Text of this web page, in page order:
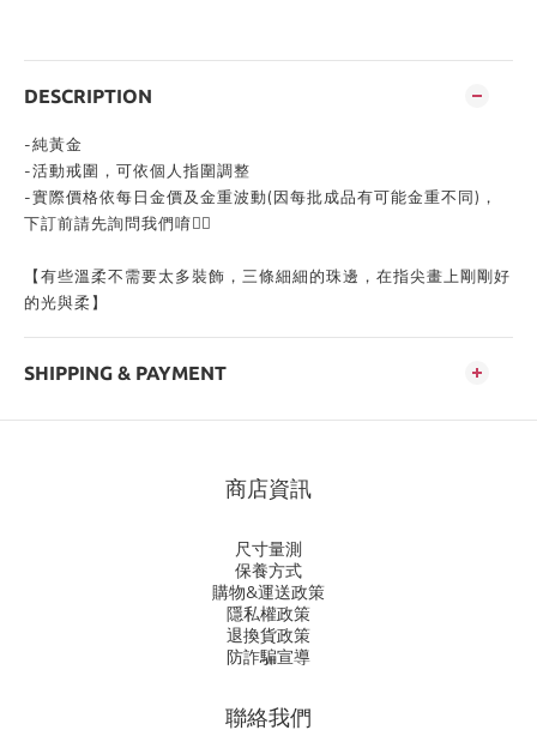
DESCRIPTION
-純黃金
-活動戒圍，可依個人指圍調整
-實際價格依每日金價及金重波動(因每批成品有可能金重不同) ，
下訂前請先詢問我們唷👍🏻
【有些溫柔不需要太多裝飾，三條細細的珠邊，在指尖畫上剛剛好
的光與柔】
SHIPPING & PAYMENT
商店資訊
尺寸量測
保養方式
購物&運送政策
隱私權政策
退換貨政策
防詐騙宣導
聯絡我們